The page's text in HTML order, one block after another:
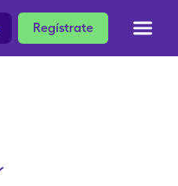
Regístrate